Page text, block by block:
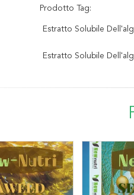
Prodotto Tag:
Estratto Solubile
Estratto Solubile